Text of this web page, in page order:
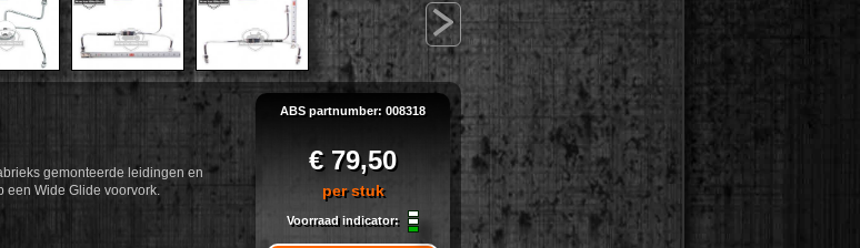
>
gemonteerde leidingen en
een Wide Glide voorvork.
ABS partnumber: 008318
€ 79,50
per stuk
Voorraad indicator: